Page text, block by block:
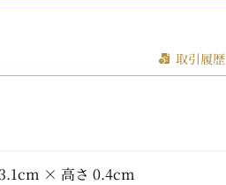
取引履歴
× 高さ 0.4cm